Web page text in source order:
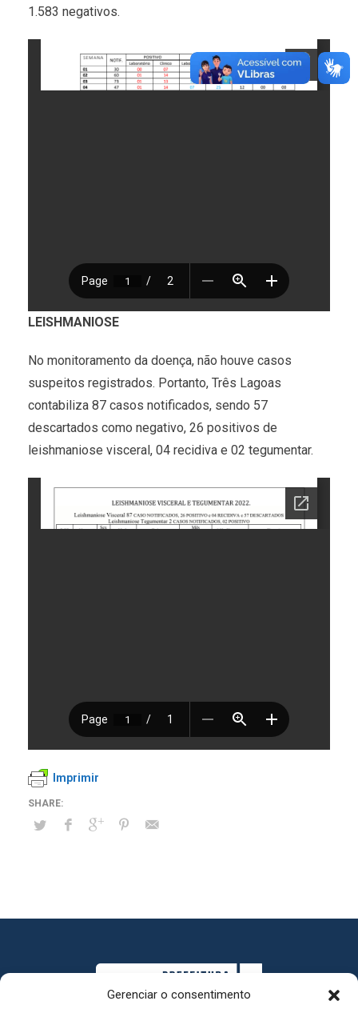
Gerenciar o consentimento
1.583 negativos.
LEISHMANIOSE
No monitoramento da doença, não houve casos
suspeitos registrados. Portanto, Três Lagoas
contabiliza 87 casos notificados, sendo 57
descartados como negativo, 26 positivos de
leishmaniose visceral, 04 recidiva e 02 tegumentar.
Imprimir